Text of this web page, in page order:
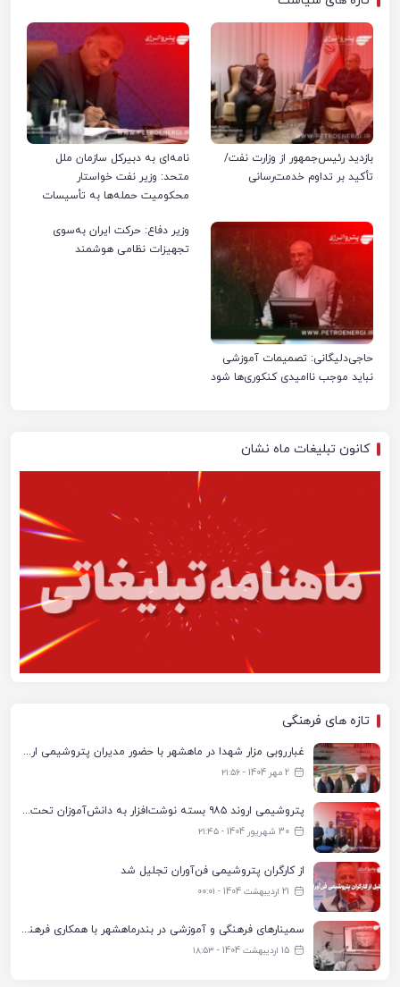
بازدید رئیس‌جمهور از وزارت نفت/
تأکید بر تداوم خدمت‌رسانی
نامه‌ای به دبیرکل سازمان ملل
متحد: وزیر نفت خواستار
محکومیت حمله‌ها به تأسیسات
حاجی‌دلیگانی: تصمیمات آموزشی
نباید موجب ناامیدی کنکوری‌ها شود
وزیر دفاع: حرکت ایران به‌سوی
تجهیزات نظامی هوشمند
کانون تبلیغات ماه نشان
تازه های فرهنگی
غبارروبی مزار شهدا در ماهشهر با حضور مدیران پتروشیمی اروند و مسئولان شهری
2 مهر 1404 - ۲۱:۵۶
پتروشیمی اروند ۹۸۵ بسته نوشت‌افزار به دانش‌آموزان تحت پوشش کمیته امداد بندرماهشهر اهدا کرد
30 شهریور 1404 - ۲۱:۴۵
از کارگران پتروشیمی فن‌آوران تجلیل شد
21 اردیبهشت 1404 - ۰۰:۰۱
سمینارهای فرهنگی و آموزشی در بندرماهشهر با همکاری فرهنگ‌سرای پتروشیمی مارون
15 اردیبهشت 1404 - ۱۸:۵۳